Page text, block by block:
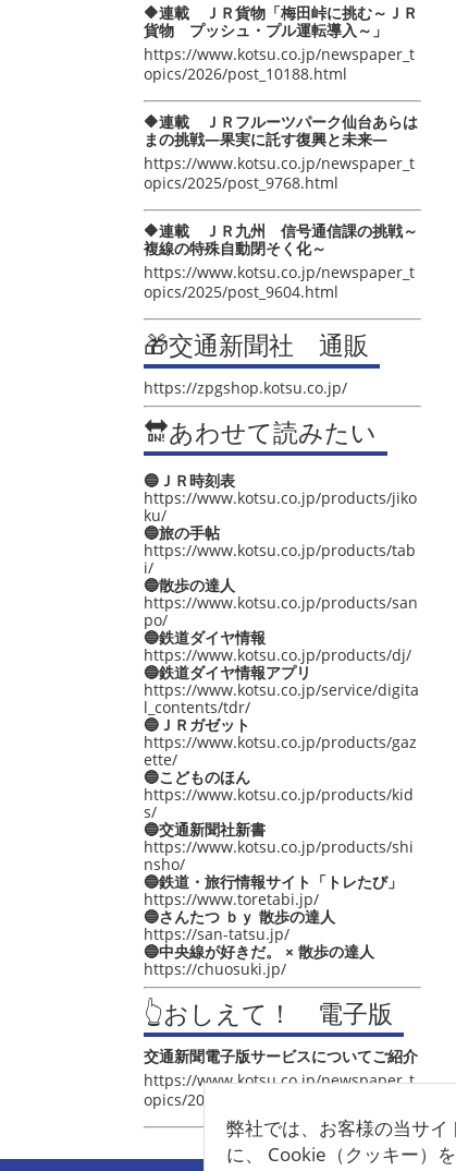
弊社では、お客様の当サ
に、 Cookie（クッキー）
🔶連載 ＪＲ貨物「梅田峠に挑む～ＪＲ
貨物 プッシュ・プル運転導入～」
https://www.kotsu.co.jp/newspaper_t
opics/2026/post_10188.html
🔶連載 ＪＲフルーツパーク仙台あらは
まの挑戦―果実に託す復興と未来―
https://www.kotsu.co.jp/newspaper_t
opics/2025/post_9768.html
🔶連載 ＪＲ九州 信号通信課の挑戦～
複線の特殊自動閉そく化～
https://www.kotsu.co.jp/newspaper_t
opics/2025/post_9604.html
🎁交通新聞社 通販
https://zpgshop.kotsu.co.jp/
🔛あわせて読みたい
🔵ＪＲ時刻表
https://www.kotsu.co.jp/products/jiko
ku/
🔵旅の手帖
https://www.kotsu.co.jp/products/tab
i/
🔵散歩の達人
https://www.kotsu.co.jp/products/san
po/
🔵鉄道ダイヤ情報
https://www.kotsu.co.jp/products/dj/
🔵鉄道ダイヤ情報アプリ
https://www.kotsu.co.jp/service/digita
l_contents/tdr/
🔵ＪＲガゼット
https://www.kotsu.co.jp/products/gaz
ette/
🔵こどものほん
https://www.kotsu.co.jp/products/kid
s/
🔵交通新聞社新書
https://www.kotsu.co.jp/products/shi
nsho/
🔵鉄道・旅行情報サイト「トレたび」
https://www.toretabi.jp/
🔵さんたつ ｂｙ 散歩の達人
https://san-tatsu.jp/
🔵中央線が好きだ。 × 散歩の達人
https://chuosuki.jp/
👆おしえて！ 電子版
交通新聞電子版サービスについてご紹介
https://www.kotsu.co.jp/newspaper_t
opics/2021/post_4048.html